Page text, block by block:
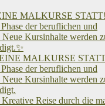
MALKURSE
der beruflichen und
Kursinhalte werden
MALKURSE
der beruflichen und
Kursinhalte werden
Reise durch die